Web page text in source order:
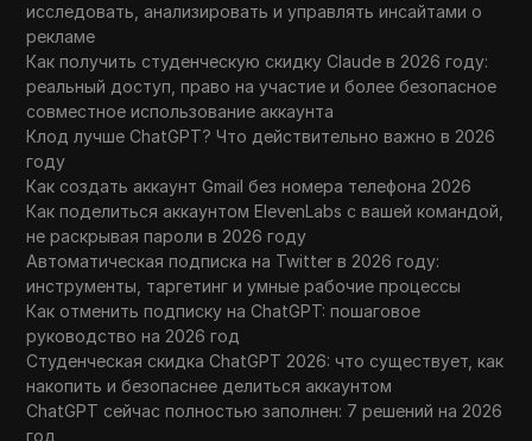
исследовать, анализировать и управлять инсайтами о
рекламе
Как получить студенческую скидку Claude в 2026 году:
реальный доступ, право на участие и более безопасное
совместное использование аккаунта
Клод лучше ChatGPT? Что действительно важно в 2026
году
Как создать аккаунт Gmail без номера телефона 2026
Как поделиться аккаунтом ElevenLabs с вашей командой,
не раскрывая пароли в 2026 году
Автоматическая подписка на Twitter в 2026 году:
инструменты, таргетинг и умные рабочие процессы
Как отменить подписку на ChatGPT: пошаговое
руководство на 2026 год
Студенческая скидка ChatGPT 2026: что существует, как
накопить и безопаснее делиться аккаунтом
ChatGPT сейчас полностью заполнен: 7 решений на 2026
год